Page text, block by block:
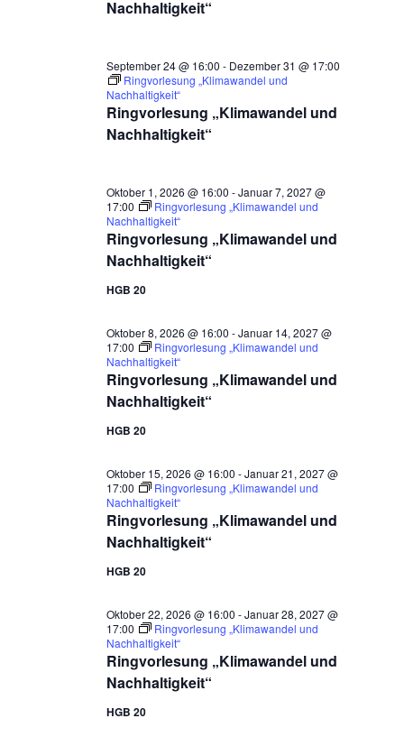
Nachhaltigkeit“
Ringvorlesung „Klimawandel und
Nachhaltigkeit“
September 24 @ 16:00 - Dezember 31 @ 17:00
Ringvorlesung „Klimawandel und
Nachhaltigkeit“
Ringvorlesung „Klimawandel und
Nachhaltigkeit“
Oktober 1, 2026 @ 16:00 -Januar 7, 2027 @
17:00
Ringvorlesung „Klimawandel und
Nachhaltigkeit“
HGB 20
Ringvorlesung „Klimawandel und
Nachhaltigkeit“
Oktober 8, 2026 @ 16:00 -Januar 14, 2027 @
17:00
Ringvorlesung „Klimawandel und
Nachhaltigkeit“
HGB 20
Ringvorlesung „Klimawandel und
Nachhaltigkeit“
Oktober 15, 2026 @ 16:00 -Januar 21, 2027 @
17:00
Ringvorlesung „Klimawandel und
Nachhaltigkeit“
HGB 20
Ringvorlesung „Klimawandel und
Nachhaltigkeit“
Oktober 22, 2026 @ 16:00 -Januar 28, 2027 @
17:00
Ringvorlesung „Klimawandel und
Nachhaltigkeit“
HGB 20